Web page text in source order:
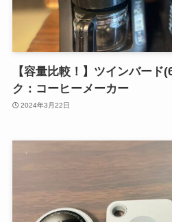
【容量比較！】ツインバード
ク：コーヒーメーカー
2024年3月22日